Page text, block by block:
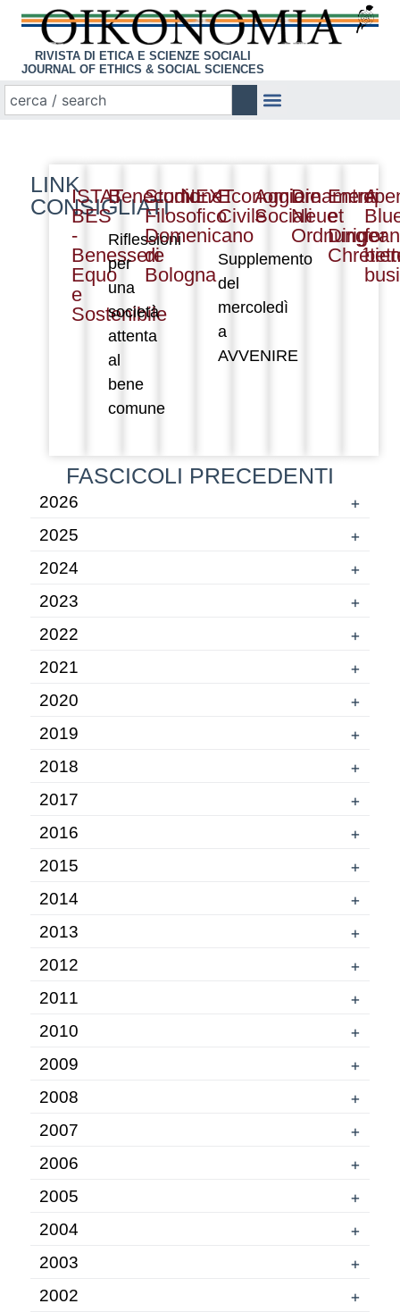
RIVISTA DI ETICA E SCIENZE SOCIALI
JOURNAL OF ETHICS & SOCIAL SCIENCES
LINK
CONSIGLIATI
ISTAT
BES
-
Benessere
Equo
e
Sostenibile
Benecomune
Riflessioni
per
una
società
attenta
al
bene
comune
Studio
Filosofico
Domenicano
di
Bologna
NEXTEconomia
Civile
Supplemento
del
mercoledì
a
AVVENIRE
Aggiornamenti
Sociali
Die
Neue
Ordnung
et
A
for
FASCICOLI PRECEDENTI
2026
+
2025
+
2024
+
2023
+
2022
+
2021
+
2020
+
2019
+
2018
+
2017
+
2016
+
2015
+
2014
+
2013
+
2012
+
2011
+
2010
+
2009
+
2008
+
2007
+
2006
+
2005
+
2004
+
2003
+
2002
+